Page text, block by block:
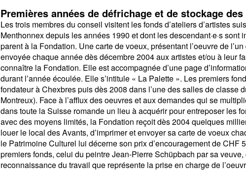
Premières années de défrichage et de stockage
Les trois membres du conseil visitent les fonds d’ateliers d’artistes
Menthonnex depuis les années 1990 et dont les descendant·e·s sont
parent à la Fondation. Une carte de voeux, présentant l’oeuvre de
envoyée chaque année dès décembre 2004 aux artistes et/ou à leur
connaître la Fondation. Elle est accompagnée d’une page
durant l’année écoulée. Elle s’intitule « La Palette ». Les premiers
fondateur à Chexbres puis dès 2008 dans l’une des salles de classe
Montreux). Face à l’afflux des oeuvres et aux demandes qui se
dans toute la Suisse romande un lieu à acquérir pour entreposer les
avec des moyens limités, la Fondation reçoit dès 2004 quelques
louer le local des Avants, d’imprimer et envoyer sa carte de voeux
le Patrimoine Culturel lui décerne son prix d’encouragement de CHF
premiers fonds, celui du peintre Jean-Pierre Schüpbach par sa
reconnaissance du travail que représente la prise en charge de